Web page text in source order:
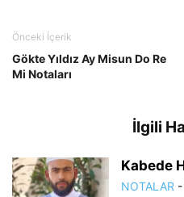
Önceki İçerik
Gökte Yıldız Ay Misun Do Re
Mi Notaları
İlgili
Kabede
NOTALAR -